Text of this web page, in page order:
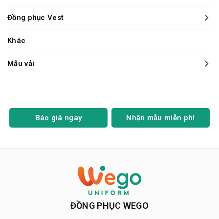
Đồng phục Vest
Khác
Mẫu vải
Báo giá ngay Nhận mẫu miễn phí
ĐỒNG PHỤC WEGO